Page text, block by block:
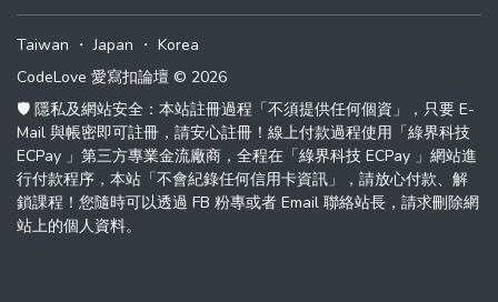
Taiwan ・Japan ・ Korea
CodeLove 愛寫扣論壇 © 2026
🛡️ 隱私及網站安全：本站註冊過程「不須提供任何個資」，只要 E-
Mail 與帳密即可註冊，請安心註冊！線上付款過程使用「綠界科技
ECPay 」第三方專業金流廠商，全程在「綠界科技 ECPay 」網站進
行付款程序，本站「不會紀錄任何信用卡資訊」，請放心付款、解
鎖課程！您隨時可以透過 FB 粉專或者 Email 聯絡站長，請求刪除網
站上的個人資料。